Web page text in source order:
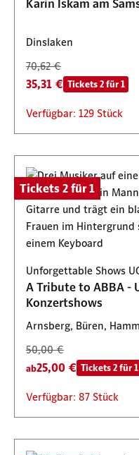
Karin Iskam am
Dinslaken
70,62 €
35,31 € Tickets 2 für 1
Verfügbar: 129 Stück
Tickets 2 für 1
Unforgettable Shows
A Tribute to ABBA -
Konzertshows
Arnsberg, Büren,
50,00 €
ab25,00 € Tickets 2 für 1
Verfügbar: 87 Stück